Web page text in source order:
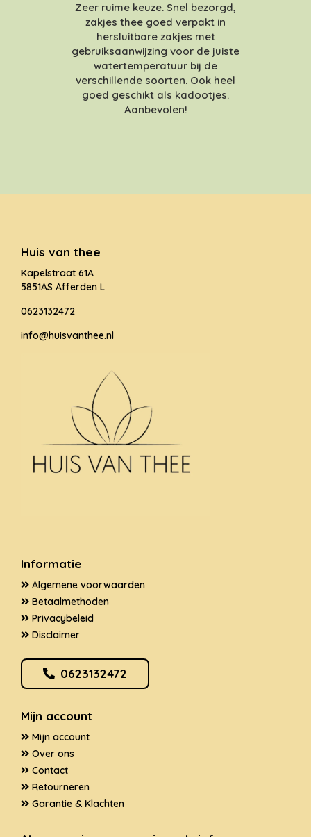
Zeer ruime keuze. Snel bezorgd,
zakjes thee goed verpakt in
hersluitbare zakjes met
gebruiksaanwijzing voor de juiste
watertemperatuur bij de
verschillende soorten. Ook heel
goed geschikt als kadootjes.
Aanbevolen!
Huis van thee
Kapelstraat 61A
5851AS Afferden L
0623132472
info@huisvanthee.nl
Informatie
Algemene voorwaarden
Betaalmethoden
Privacybeleid
Disclaimer
0623132472
Mijn account
Mijn account
Over ons
Contact
Retourneren
Garantie & Klachten